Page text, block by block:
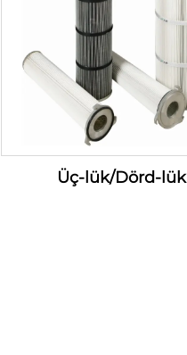
Üç-lük/Dörd-lük